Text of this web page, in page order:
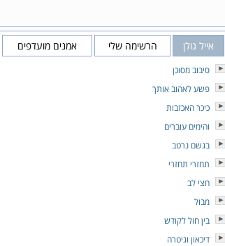
אייל גולן הרשימה שלי אמנים מועדפים
סיבוב מסוכן
פשע לאהוב אותך
כיכר האכזבות
והימים עוברים
בגשם נרטב
תחזרי תחזרי
חצי לב
מבול
בין חול לקודש
דיכאון וגיטרה